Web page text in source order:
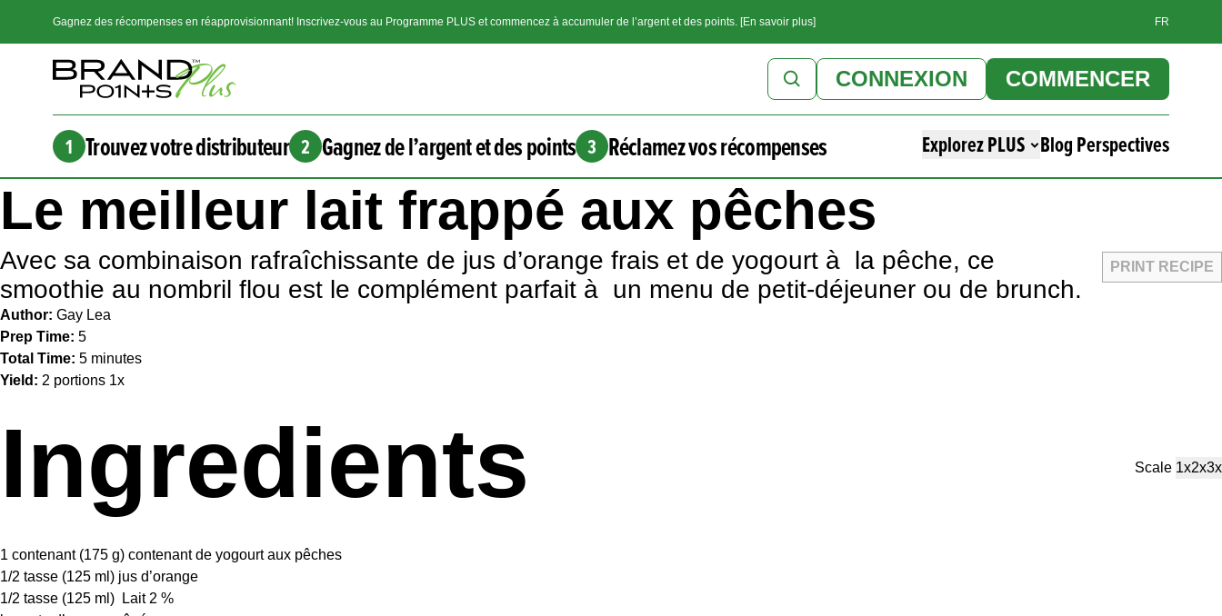
Gagnez des récompenses en réapprovisionnant! Inscrivez-vous au Programme PLUS et commencez à accumuler de l’argent et des points. [En savoir plus] FR
CONNEXION COMMENCER
1 Trouvez votre distributeur 2 Gagnez de l’argent et des points 3 Réclamez vos récompenses Explorez PLUS Blog Perspectives
Le meilleur lait frappé aux pêches
PRINT RECIPE
Avec sa combinaison rafraîchissante de jus d’orange frais et de yogourt à la pêche, ce
smoothie au nombril flou est le complément parfait à un menu de petit-déjeuner ou de brunch.
Author: Gay Lea
Prep Time: 5
Total Time: 5 minutes
Yield: 2 portions 1x
Ingredients Scale 1x2x3x
1 contenant (175 g) contenant de yogourt aux pêches
1/2 tasse (125 ml) jus d’orange
1/2 tasse (125 ml) Lait 2 %